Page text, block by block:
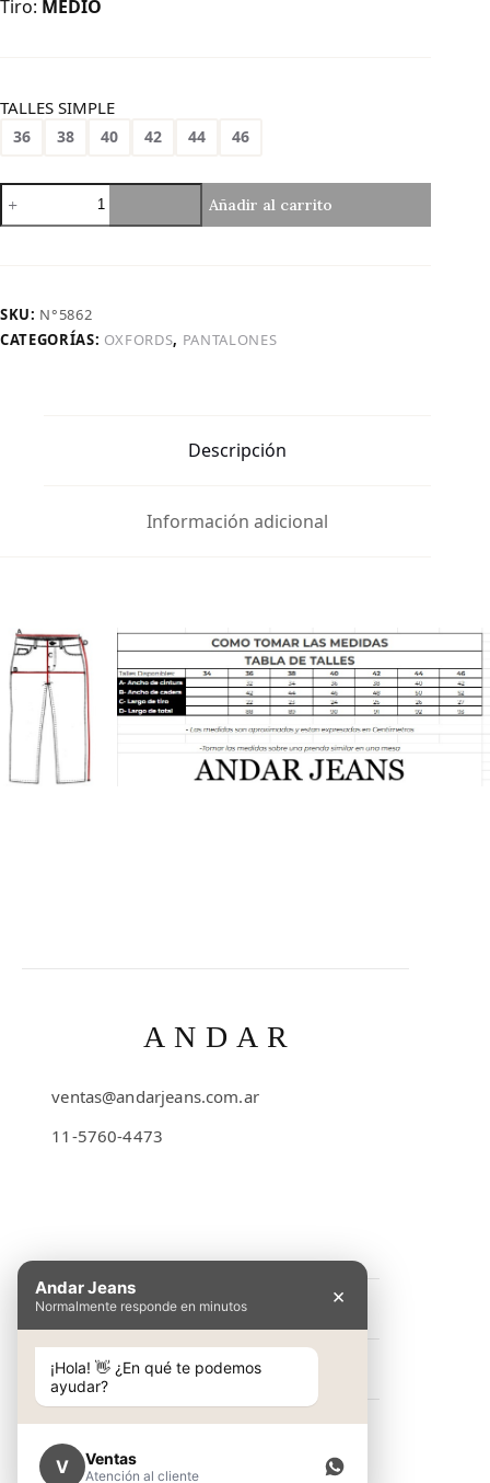
Tiro: MEDIO
TALLES SIMPLE
36 38 40 42 44 46
Art.
981
Desflecado
Corto
Añadir al carrito
SKU: N°5862
CATEGORÍAS: OXFORDS, PANTALONES
Descripción
Información adicional
ANDAR
ventas@andarjeans.com.ar
11-5760-4473
INFORMACIÓN
Preguntas Frecuentes
NOSOTROS
Conocé Andar Jeans
Ver colección
Andar Jeans
Normalmente responde en minutos ×
¡Hola! 👋 ¿En qué te podemos
ayudar?
V Ventas
Atención al cliente